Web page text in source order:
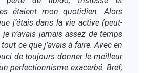
étaient mon quotidien. Alors
j’étais dans la vie active (peut-
je n’avais jamais assez de temps
ce que j’avais à faire. Avec en
de toujours donner le meilleur
perfectionnisme exacerbé. Bref,